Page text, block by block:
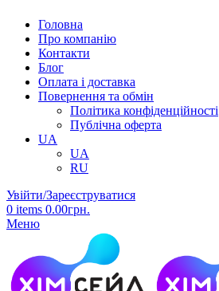
Головна
Про компанію
Контакти
Блог
Оплата і доставка
Повернення та обмін
Політика конфіденційності
Публічна оферта
UA
UA
RU
Увійти/Зареєструватися
0 items 0.00грн.
Меню